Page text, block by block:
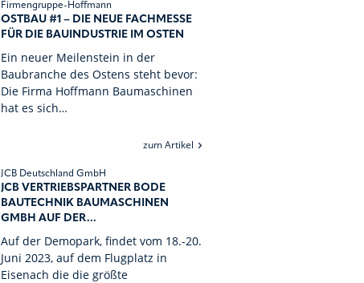
Firmengruppe-Hoffmann
OSTBAU #1 – DIE NEUE FACHMESSE
FÜR DIE BAUINDUSTRIE IM OSTEN
Ein neuer Meilenstein in der
Baubranche des Ostens steht bevor:
Die Firma Hoffmann Baumaschinen
hat es sich…
zum Artikel
JCB Deutschland GmbH
JCB VERTRIEBSPARTNER BODE
BAUTECHNIK BAUMASCHINEN
GMBH AUF DER...
Auf der Demopark, findet vom 18.-20.
Juni 2023, auf dem Flugplatz in
Eisenach die die größte